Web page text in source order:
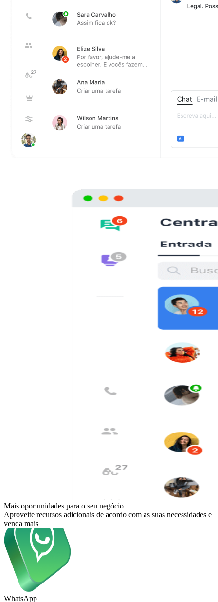
Mais oportunidades para o seu negócio
Aproveite recursos adicionais de acordo com as suas necessidades e
venda mais
WhatsApp